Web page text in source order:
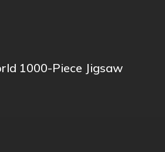
1000-Piece Jigsaw